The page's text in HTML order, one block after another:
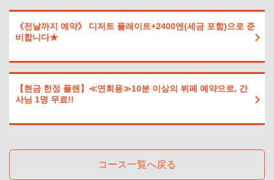
《전날까지 예약》 디저트 플레이트+2400엔(세금 포함)으로 준
비합니다★
【현금 한정 플랜】≪연회용≫10분 이상의 뷔페 예약으로, 간
사님 1명 무료!!
コース一覧へ戻る